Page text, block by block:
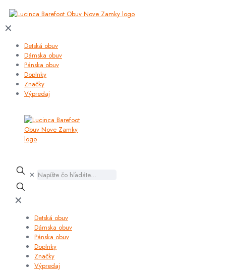
✕
Detská obuv
Dámska obuv
Pánska obuv
Doplnky
Značky
Výpredaj
✕
✕
Detská obuv
Dámska obuv
Pánska obuv
Doplnky
Značky
Výpredaj